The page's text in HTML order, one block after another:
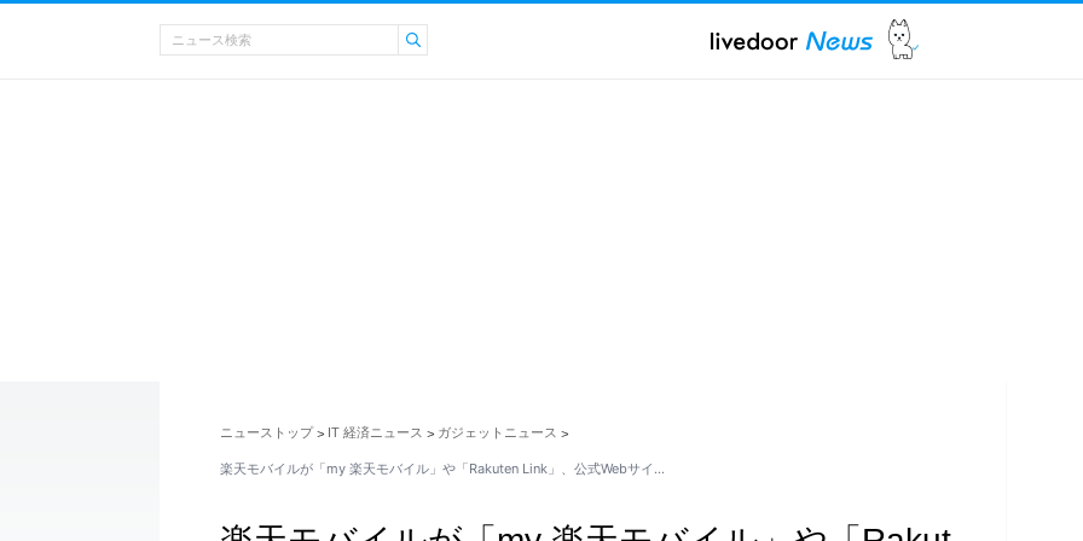
ニューストップ > IT 経済ニュース > ガジェットニュース >
楽天モバイルが「my 楽天モバイル」や「Rakuten Link」、公式Webサイ…